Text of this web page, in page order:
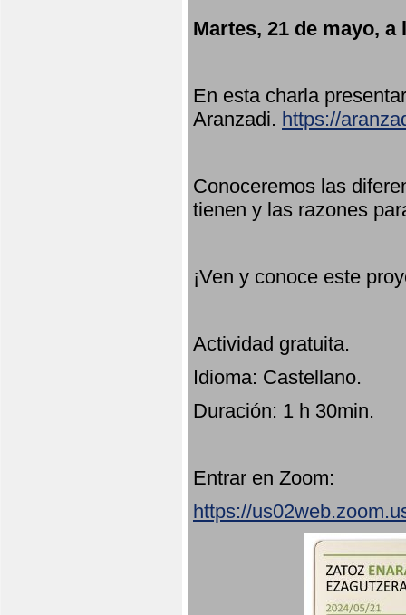
Martes, 21 de mayo, a
En esta charla
Aranzadi. https://
Conoceremos las
tienen y las razones
¡Ven y conoce este
Actividad gratuita.
Idioma: Castellano.
Duración: 1 h 30min.
Entrar en Zoom:
https://